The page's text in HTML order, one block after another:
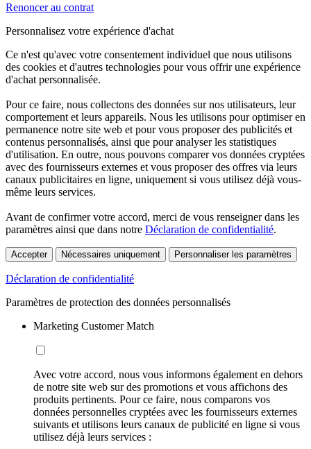
Renoncer au contrat
Personnalisez votre expérience d'achat
Ce n'est qu'avec votre consentement individuel que nous utilisons
des cookies et d'autres technologies pour vous offrir une expérience
d'achat personnalisée.
Pour ce faire, nous collectons des données sur nos utilisateurs, leur
comportement et leurs appareils. Nous les utilisons pour optimiser en
permanence notre site web et pour vous proposer des publicités et
contenus personnalisés, ainsi que pour analyser les statistiques
d'utilisation. En outre, nous pouvons comparer vos données cryptées
avec des fournisseurs externes et vous proposer des offres via leurs
canaux publicitaires en ligne, uniquement si vous utilisez déjà vous-
même leurs services.
Avant de confirmer votre accord, merci de vous renseigner dans les
paramètres ainsi que dans notre Déclaration de confidentialité.
Accepter Nécessaires uniquement Personnaliser les paramètres
Déclaration de confidentialité
Paramètres de protection des données personnalisés
Marketing Customer Match
Avec votre accord, nous vous informons également en dehors
de notre site web sur des promotions et vous affichons des
produits pertinents. Pour ce faire, nous comparons vos
données personnelles cryptées avec les fournisseurs externes
suivants et utilisons leurs canaux de publicité en ligne si vous
utilisez déjà leurs services :